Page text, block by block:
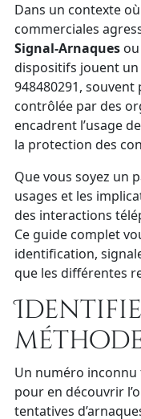
Dans un contexte
commerciales
Signal-Arnaques ou
dispositifs jouent
948480291,
contrôlée par des
encadrent l’usage
la protection des
Que vous soyez un
usages et les
des interactions
Ce guide complet
identification,
que les différentes
Un numéro inconnu
pour en découvrir
tentatives